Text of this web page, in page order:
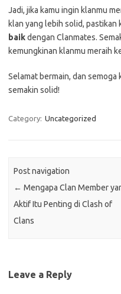
Jadi, jika kamu ingin klanmu
klan yang lebih solid, pastikan
baikdengan Clanmates.
kemungkinan klanmu meraih
Selamat bermain, dan
semakin solid!
Category: Uncategorized
Post navigation
← Mengapa Clan Member
Aktif Itu Penting di Clash of
Clans
Leave a Reply